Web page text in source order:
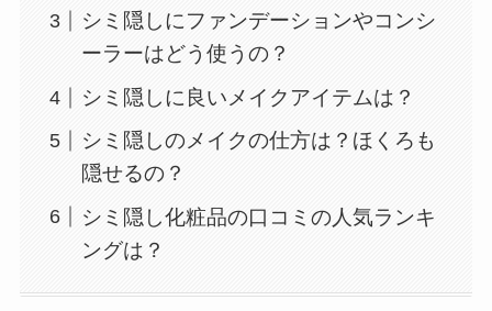
シミ隠しにファンデーションやコンシ
ーラーはどう使うの？
シミ隠しに良いメイクアイテムは？
シミ隠しのメイクの仕方は？ほくろも
隠せるの？
シミ隠し化粧品の口コミの人気ランキ
ングは？